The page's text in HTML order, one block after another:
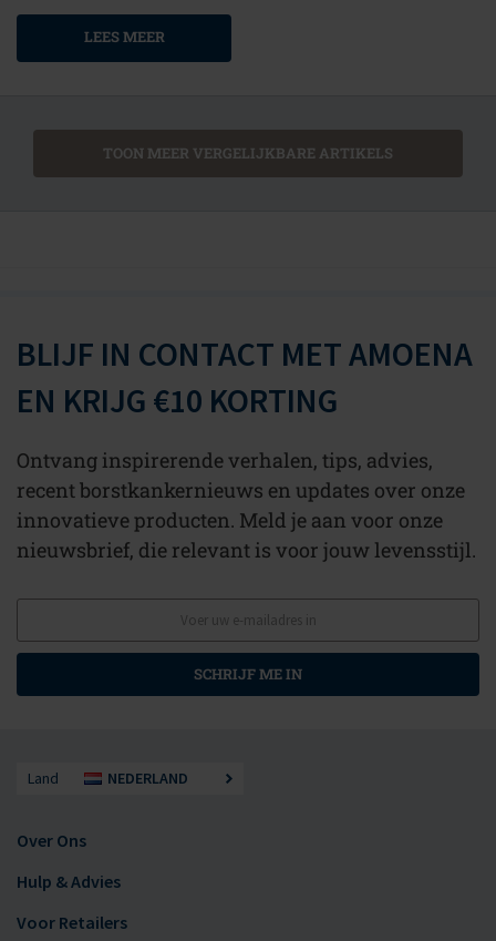
LEES MEER
TOON MEER VERGELIJKBARE ARTIKELS
BLIJF IN CONTACT MET AMOENA
EN KRIJG €10 KORTING
Ontvang inspirerende verhalen, tips, advies,
recent borstkankernieuws en updates over onze
innovatieve producten. Meld je aan voor onze
nieuwsbrief, die relevant is voor jouw levensstijl.
SCHRIJF ME IN
Land NEDERLAND
Over Ons
Hulp & Advies
Voor Retailers